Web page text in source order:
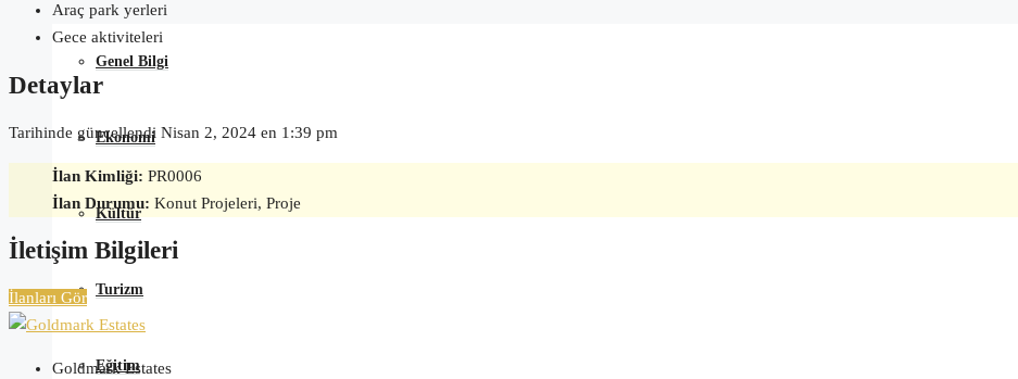
Genel Bilgi
Ekonomi
Kültür
Turizm
Eğitim
Araç park yerleri
Gece aktiviteleri
Detaylar
Tarihinde güncellendi Nisan 2, 2024 en 1:39 pm
İlan Kimliği: PR0006
İlan Durumu: Konut Projeleri, Proje
İletişim Bilgileri
İlanları Gör
Goldmark Estates